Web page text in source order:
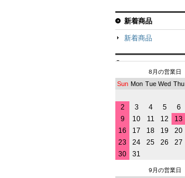
新着商品
新着商品
8月の営業日
Sun Mon Tue Wed Thu
2
3 4 5 6
9
10 11 12 13
16
17 18 19 20
23
24 25 26 27
30
31
9月の営業日